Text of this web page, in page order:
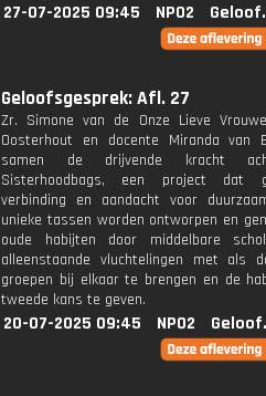
27-07-2025 09:45 NPO2
Geloofsgesprek: Afl. 27
Zr. Simone van de Onze Lieve
Oosterhout en docente Miranda van
samen de drijvende kracht
Sisterhoodbags, een project dat
verbinding en aandacht voor
unieke tassen worden ontworpen en
oude habijten door middelbare
alleenstaande vluchtelingen met als
groepen bij elkaar te brengen en de
tweede kans te geven.
20-07-2025 09:45 NPO2